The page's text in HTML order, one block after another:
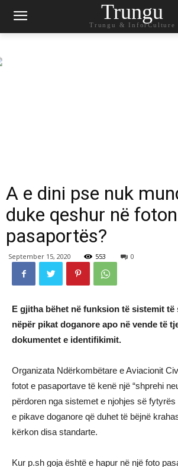
Trungu
Trungu & InforCulture
A e dini pse nuk
duke qeshur në
pasaportës?
September 15, 2020 553 0
E gjitha bëhet në funksion të sistemit
nëpër pikat doganore apo në vende të
dokumentet e identifikimit.
Organizata Ndërkombëtare e Aviacionit
fotot e pasaportave të kenë një “shprehi
përdoren nga sistemet e njohjes së
e pikave doganore që duhet të bëjnë
kërkon disa standarte.
Kur p.sh goja është e hapur në një foto